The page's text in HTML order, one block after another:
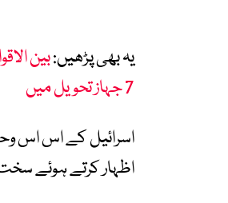
یہ بھی پڑھیں:بین
7 جہاز تحویل میں
اسرائیل کے اس اس
اظہار کرتے ہوئے